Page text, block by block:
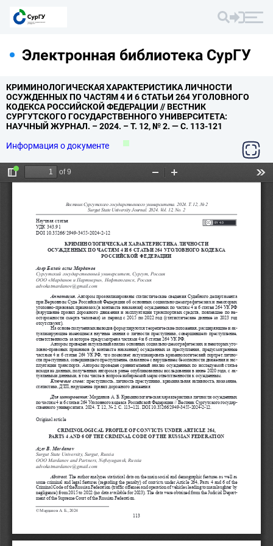
Электронная библиотека СурГУ
КРИМИНОЛОГИЧЕСКАЯ ХАРАКТЕРИСТИКА ЛИЧНОСТИ
ОСУЖДЕННЫХ ПО ЧАСТЯМ 4 И 6 СТАТЬИ 264 УГОЛОВНОГО
КОДЕКСА РОССИЙСКОЙ ФЕДЕРАЦИИ // ВЕСТНИК
СУРГУТСКОГО ГОСУДАРСТВЕННОГО УНИВЕРСИТЕТА:
НАУЧНЫЙ ЖУРНАЛ. – 2024. – Т. 12,№ 2. — С. 113-121
Информация о документе